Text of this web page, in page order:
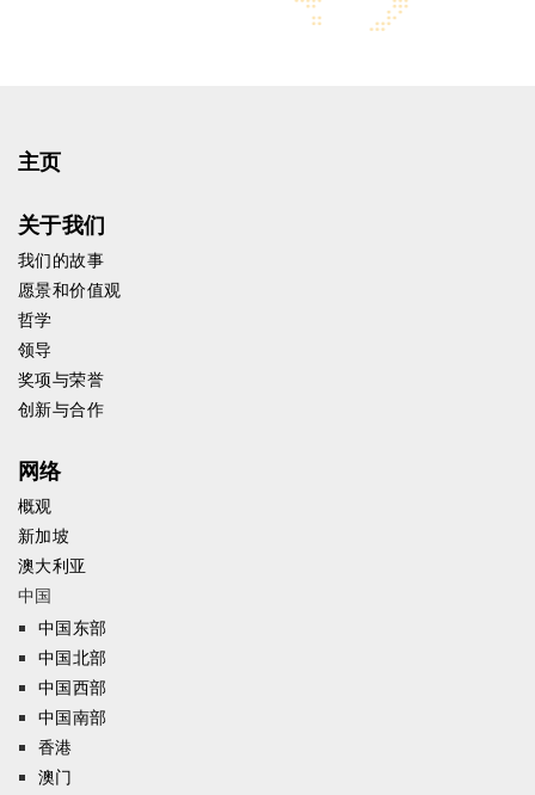
主页
关于我们
我们的故事
愿景和价值观
哲学
领导
奖项与荣誉
创新与合作
网络
概观
新加坡
澳大利亚
中国
中国东部
中国北部
中国西部
中国南部
香港
澳门